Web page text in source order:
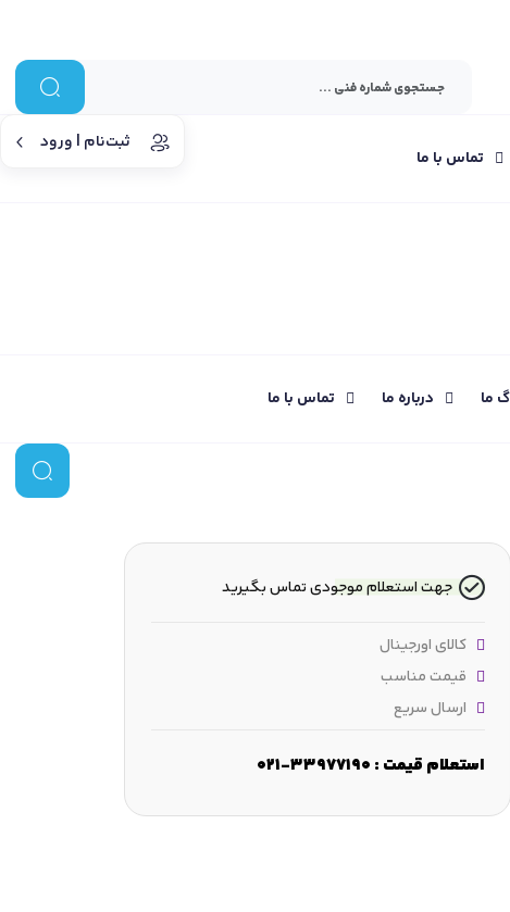
ثبت‌نام | ورود
تماس با ما
ما درباره ما تماس با ما
جهت استعلام موجودی تماس بگیرید
کالای اورجینال
قیمت مناسب
ارسال سریع
استعلام قیمت : 33977190-021